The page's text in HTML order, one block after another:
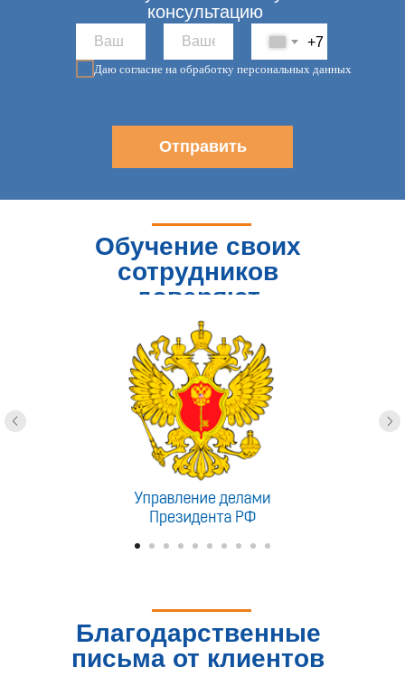
+7
Даю согласие на обработку персональных данных
Отправить
консультацию
Обучение своих
сотрудников
доверяют
Благодарственные
письма от клиентов